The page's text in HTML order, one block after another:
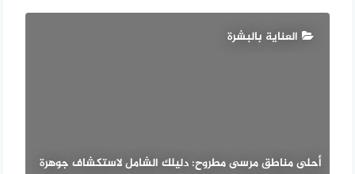
العناية بالبشرة
أحلى مناطق مرسى مطروح: دليلك الشامل لاستكشاف جوهرة